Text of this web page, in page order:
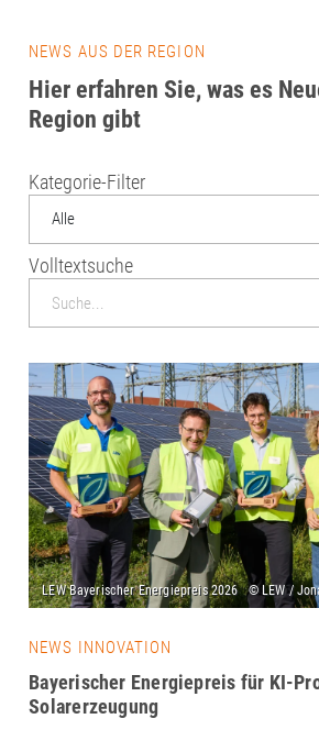
NEWS AUS DER REGION
Hier erfahren Sie, was es
Region gibt
Kategorie-Filter
Alle
Volltextsuche
NEWS INNOVATION
Bayerischer Energiepreis für KI-
Solarerzeugung